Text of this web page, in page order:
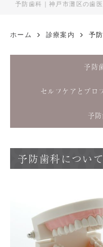
予防歯科｜神戸市灘区の歯
ホーム 診療案内 予
予防
セルフケアとプロ
予
予防歯科について